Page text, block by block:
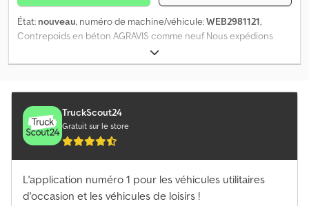
État: nouveau, numéro de machine/véhicule:WEB2981121,
Contrepoids en béton AGRAVIS comme neuf Nous expédions
sans frais de port Dodpfx Apspgr Tgsiokr dans toute l'Allemagne
Offre d'achat direct sur ab-auction
TruckScout24
Gratuit sur le store
L'application numéro 1 pour les véhicules utilitaires
d'occasion et les véhicules de loisirs !